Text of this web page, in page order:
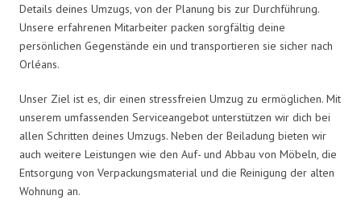
Details deines Umzugs, von der Planung bis zur Durchführung.
Unsere erfahrenen Mitarbeiter packen sorgfältig deine
persönlichen Gegenstände ein und transportieren sie sicher nach
Orléans.
Unser Ziel ist es, dir einen stressfreien Umzug zu ermöglichen. Mit
unserem umfassenden Serviceangebot unterstützen wir dich bei
allen Schritten deines Umzugs. Neben der Beiladung bieten wir
auch weitere Leistungen wie den Auf- und Abbau von Möbeln, die
Entsorgung von Verpackungsmaterial und die Reinigung der alten
Wohnung an.